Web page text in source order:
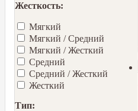
Жесткость:
Мягкий
Мягкий / Средний
Мягкий / Жесткий
Средний
Средний / Жесткий
Жесткий
Тип: